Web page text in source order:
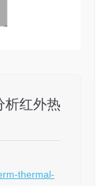
析红外热
thermal-